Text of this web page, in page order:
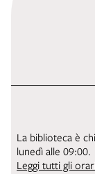
La biblioteca è
lunedì alle 09:00.
Leggi tutti gli